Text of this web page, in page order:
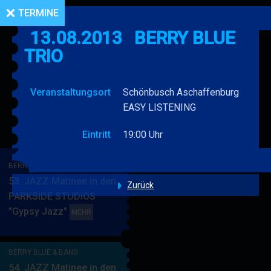
BERRY BLUE & BAND
53. JAZZ Matinee in den
PARKSIDE STUDIOS
"Gypsy Jazz"
MEHR
&
BERRY BLUE & BAND
54. JAZZ Matinee in den
TERMINE
13.08.2013
BERRY BLUE
TRIO
Veranstaltungsort
Schönbusch Aschaffenburg
EASY LISTENING
Eintritt 19:00 Uhr
Zurück